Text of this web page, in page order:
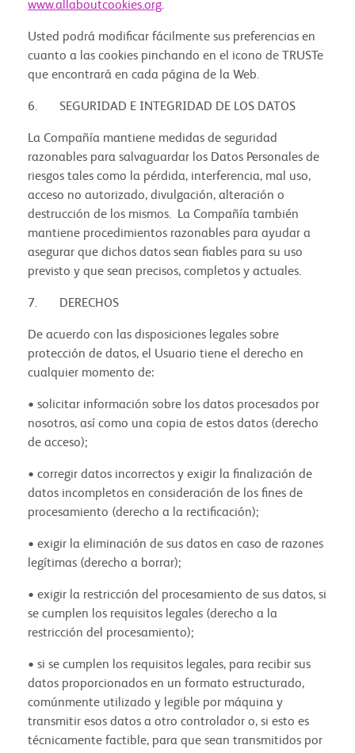
www.allaboutcookies.org.
Usted podrá modificar fácilmente sus preferencias en
cuanto a las cookies pinchando en el icono de TRUSTe
que encontrará en cada página de la Web.
6. SEGURIDAD E INTEGRIDAD DE LOS DATOS
La Compañía mantiene medidas de seguridad
razonables para salvaguardar los Datos Personales de
riesgos tales como la pérdida, interferencia, mal uso,
acceso no autorizado, divulgación, alteración o
destrucción de los mismos. La Compañía también
mantiene procedimientos razonables para ayudar a
asegurar que dichos datos sean fiables para su uso
previsto y que sean precisos, completos y actuales.
7. DERECHOS
De acuerdo con las disposiciones legales sobre
protección de datos, el Usuario tiene el derecho en
cualquier momento de:
• solicitar información sobre los datos procesados ​​por
nosotros, así como una copia de estos datos (derecho
de acceso);
• corregir datos incorrectos y exigir la finalización de
datos incompletos en consideración de los fines de
procesamiento (derecho a la rectificación);
• exigir la eliminación de sus datos en caso de razones
legítimas (derecho a borrar);
• exigir la restricción del procesamiento de sus datos, si
se cumplen los requisitos legales (derecho a la
restricción del procesamiento);
• si se cumplen los requisitos legales, para recibir sus
datos proporcionados en un formato estructurado,
comúnmente utilizado y legible por máquina y
transmitir esos datos a otro controlador o, si esto es
técnicamente factible, para que sean transmitidos por